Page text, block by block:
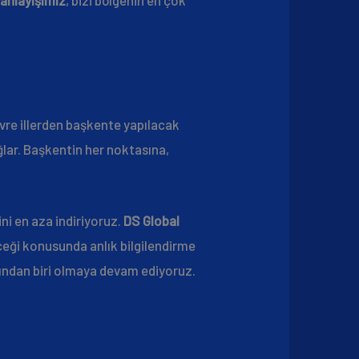
illerden başkente yapılacak
Başkentin her noktasına,
en aza indiriyoruz. DS Global
konusunda anlık bilgilendirme
biri olmaya devam ediyoruz.